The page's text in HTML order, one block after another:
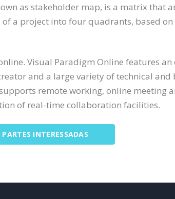
as stakeholder map, is a matrix that
a project into four quadrants, based on
Visual Paradigm Online features an
and a large variety of technical and
remote working, online meeting
of real-time collaboration facilities.
INTERESSADAS